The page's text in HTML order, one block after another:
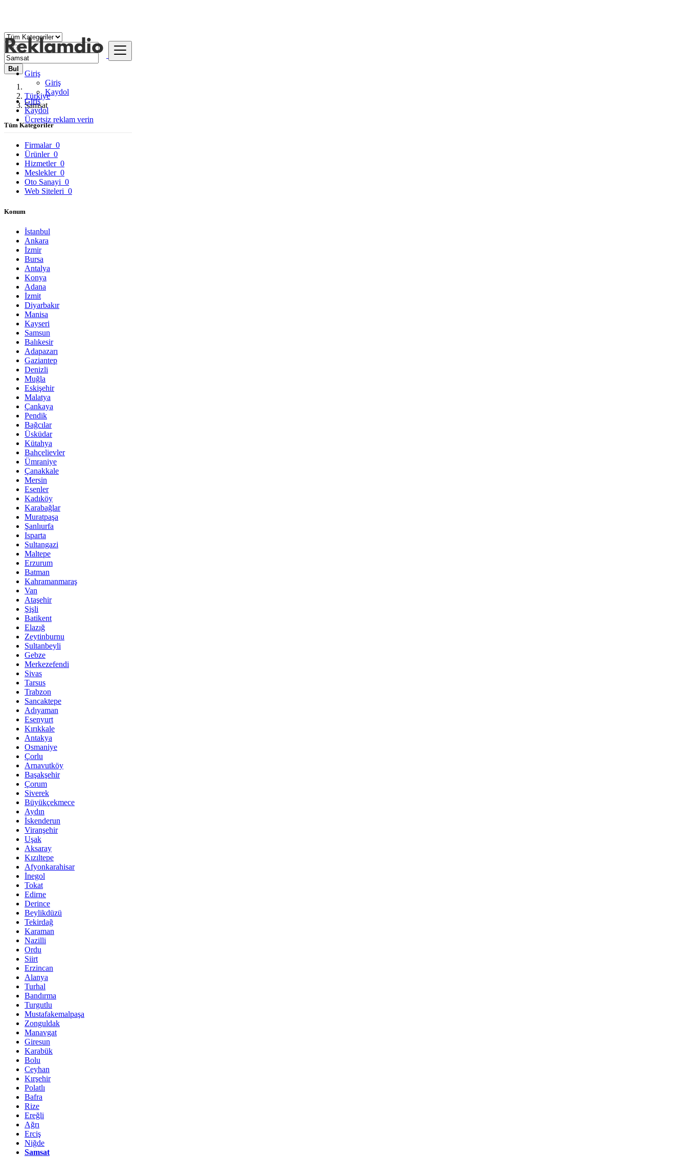
Giriş
Giriş
Kaydol
Giriş
Kaydol
Ücretsiz reklam verin
Bul
Türkiye
Samsat
Tüm Kategoriler
Firmalar 0
Ürünler 0
Hizmetler 0
Meslekler 0
Oto Sanayi 0
Web Siteleri 0
Konum
İstanbul
Ankara
İzmir
Bursa
Antalya
Konya
Adana
İzmit
Diyarbakır
Manisa
Kayseri
Samsun
Balıkesir
Adapazarı
Gaziantep
Denizli
Muğla
Eskişehir
Malatya
Çankaya
Pendik
Bağcılar
Üsküdar
Kütahya
Bahçelievler
Ümraniye
Çanakkale
Mersin
Esenler
Kadıköy
Karabağlar
Muratpaşa
Şanlıurfa
Isparta
Sultangazi
Maltepe
Erzurum
Batman
Kahramanmaraş
Van
Ataşehir
Şişli
Batikent
Elazığ
Zeytinburnu
Sultanbeyli
Gebze
Merkezefendi
Sivas
Tarsus
Trabzon
Sancaktepe
Adıyaman
Esenyurt
Kırıkkale
Antakya
Osmaniye
Çorlu
Arnavutköy
Başakşehir
Çorum
Siverek
Büyükçekmece
Aydın
İskenderun
Viranşehir
Uşak
Aksaray
Kızıltepe
Afyonkarahisar
İnegol
Tokat
Edirne
Derince
Beylikdüzü
Tekirdağ
Karaman
Nazilli
Ordu
Siirt
Erzincan
Alanya
Turhal
Bandırma
Turgutlu
Mustafakemalpaşa
Zonguldak
Manavgat
Giresun
Karabük
Bolu
Ceyhan
Kırşehir
Polatlı
Bafra
Rize
Ereğli
Ağrı
Erciş
Niğde
Samsat